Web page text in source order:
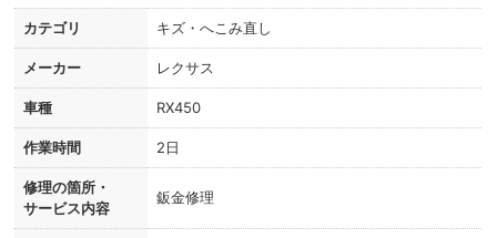
カテゴリ キズ・へこみ直し
メーカー レクサス
車種 RX450
作業時間 2日
修理の箇所・
サービス内容
鈑金修理